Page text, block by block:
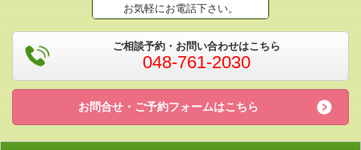
お気軽にお電話下さい。
ご相談予約・お問い合わせはこちら
048-761-2030
お問合せ・ご予約フォームはこちら